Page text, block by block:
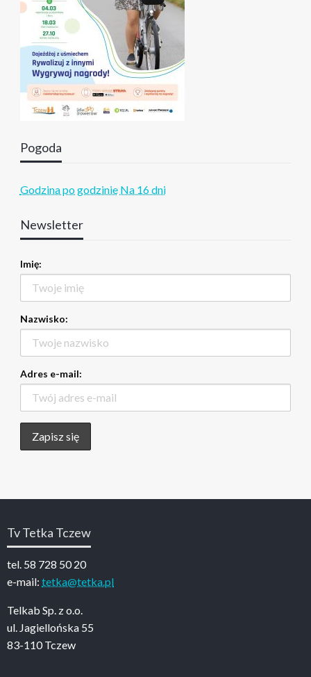
Pogoda
Godzina po godzinie Na 16 dni
Newsletter
Imię:
Nazwisko:
Adres e-mail:
Tv Tetka Tczew
tel. 58 728 50 20
e-mail: tetka@tetka.pl
Telkab Sp. z o.o.
ul. Jagiellońska 55
83-110 Tczew